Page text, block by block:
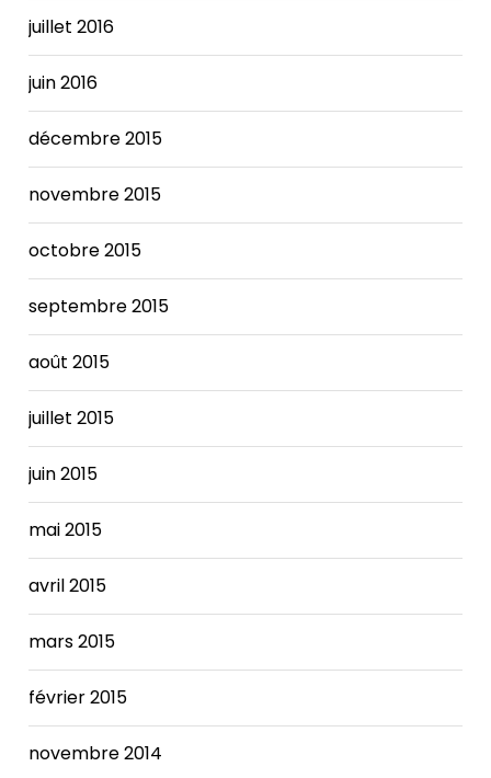
juillet 2016
juin 2016
décembre 2015
novembre 2015
octobre 2015
septembre 2015
août 2015
juillet 2015
juin 2015
mai 2015
avril 2015
mars 2015
février 2015
novembre 2014